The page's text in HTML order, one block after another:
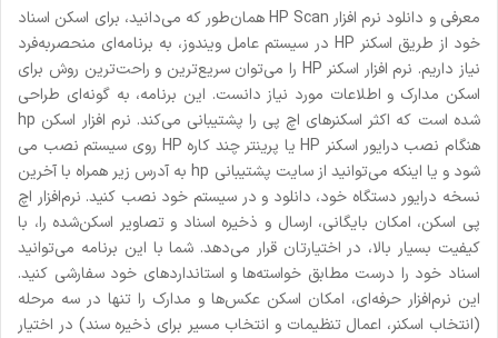
معرفی و دانلود نرم افزار HP Scan همان‌طور که می‌دانید، برای اسکن اسناد
خود از طریق اسکنر HP در سیستم عامل ویندوز، به برنامه‌ای منحصربه‌فرد
نیاز داریم. نرم افزار اسکنر HP را می‌توان سریع‌ترین و راحت‌ترین روش برای
اسکن مدارک و اطلاعات مورد نیاز دانست. این برنامه، به گونه‌ای طراحی
شده است که اکثر اسکنرهای اچ پی را پشتیبانی می‌کند. نرم افزار اسکن hp
هنگام نصب درایور اسکنر HP یا پرینتر چند کاره HP روی سیستم نصب می
شود و یا اینکه می‌توانید از سایت پشتیبانی hp به آدرس زیر همراه با آخرین
نسخه درایور دستگاه خود، دانلود و در سیستم خود نصب کنید. نرم‌افزار اچ
پی اسکن، امکان بایگانی، ارسال و ذخیره اسناد و تصاویر اسکن‌شده را، با
کیفیت بسیار بالا، در اختیارتان قرار می‌دهد. شما با این برنامه می‌توانید
اسناد خود را درست مطابق خواسته‌ها و استانداردهای خود سفارشی کنید.
این نرم‌افزار حرفه‌ای، امکان اسکن عکس‌ها و مدارک را تنها در سه مرحله
(انتخاب اسکنر، اعمال تنظیمات و انتخاب مسیر برای ذخیره سند) در اختیار